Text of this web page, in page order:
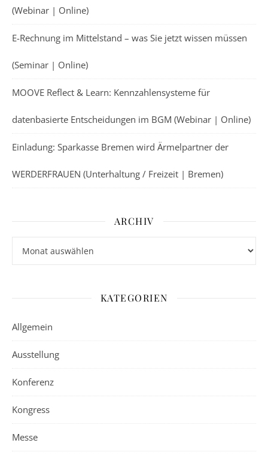
(Webinar | Online)
E-Rechnung im Mittelstand – was Sie jetzt wissen müssen
(Seminar | Online)
MOOVE Reflect & Learn: Kennzahlensysteme für
datenbasierte Entscheidungen im BGM (Webinar | Online)
Einladung: Sparkasse Bremen wird Ärmelpartner der
WERDERFRAUEN (Unterhaltung / Freizeit | Bremen)
ARCHIV
KATEGORIEN
Allgemein
Ausstellung
Konferenz
Kongress
Messe